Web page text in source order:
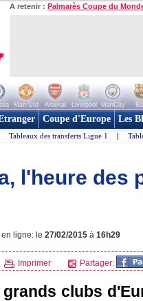
A retenir : Palmarès Coupe du
Man Utd Arsenal Liverpool ManCity
Coupe d'Europe Les
Tableaux des transferts Ligue 1 |
l'heure des
ligne: le 27/02/2015 à 16h29
Imprimer Partager:
clubs